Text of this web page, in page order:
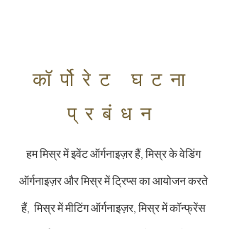
कॉर्पोरेट घटना
प्रबंधन
हम मिस्र में इवेंट ऑर्गनाइज़र हैं, मिस्र के वेडिंग
ऑर्गनाइज़र और मिस्र में ट्रिप्स का आयोजन करते
हैं, मिस्र में मीटिंग ऑर्गनाइज़र, मिस्र में कॉन्फ्रेंस